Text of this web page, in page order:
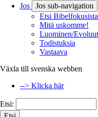
Jos
Jos sub-navigation
Etsi Bibelfokusista
Mitä uskomme!
Luominen/
Todistuksia
Vastaava
Växla till svenska webben
--> Klicka här
Etsi